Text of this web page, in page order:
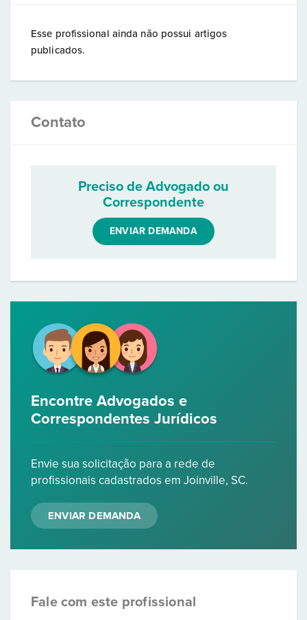
Esse profissional ainda não possui artigos
publicados.
Contato
Preciso de Advogado ou
Correspondente
ENVIAR DEMANDA
Encontre Advogados e
Correspondentes Jurídicos
Envie sua solicitação para a rede de
profissionais cadastrados em Joinville, SC.
ENVIAR DEMANDA
Fale com este profissional